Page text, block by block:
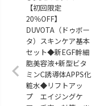
【初回限定
20％OFF】
DUVOTA（ドゥボー
タ）スキンケア基本
セット◆新EGF幹細
胞美容液+新型ビタ
ミンC誘導体APPS化
粧水◆リフトアッ
プ エイジングケ